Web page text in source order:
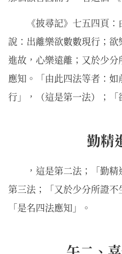
《披尋記》七五四頁
說：出離樂欲數數現行；
進故，心樂遠離；又於少
應知。「由此四法等者：
行」，（這是第一法）；
勤精
，這是第二法；「勤
第三法；「又於少分所證不
「是名四法應知」。